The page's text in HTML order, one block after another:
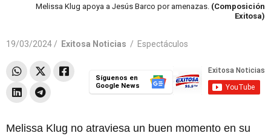
Melissa Klug apoya a Jesús Barco por amenazas. (Composición
Exitosa)
19/03/2024 / Exitosa Noticias / Espectáculos
Síguenos en
Google News
Melissa Klug no atraviesa un buen momento en su